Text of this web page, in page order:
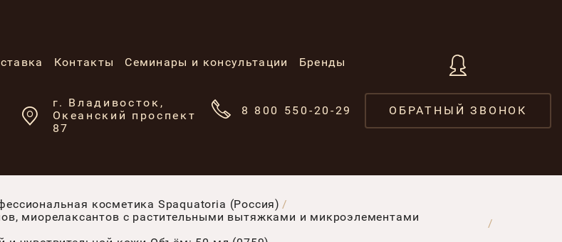
Контакты Семинары и консультации Бренды
8 800 550-20-29 ОБРАТНЫЙ ЗВОНОК
г. Владивосток,
Океанский проспект
87
косметика Spaquatoria (Россия)
миорелаксантов с растительными вытяжками и микроэлементами